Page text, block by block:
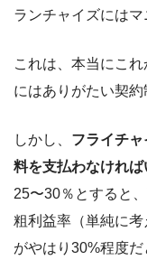
ランチャイズにはマ
これは、本当にこ
にはありがたい契約
しかし、 フライチ
料を支払わなければ
25〜30％とすると
粗利益率（単純に考
がやはり30%程度